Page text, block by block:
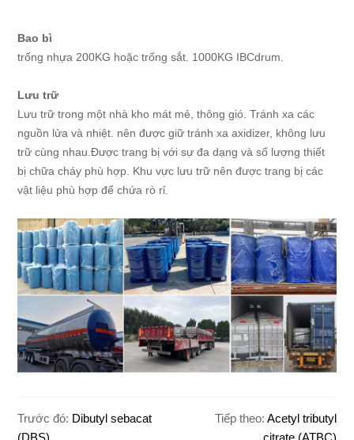
Bao bì
trống nhựa 200KG hoặc trống sắt. 1000KG IBCdrum.
Lưu trữ
Lưu trữ trong một nhà kho mát mẻ, thông gió. Tránh xa các
nguồn lửa và nhiệt. nên được giữ tránh xa axidizer, không lưu
trữ cùng nhau.Được trang bị với sự đa dạng và số lượng thiết
bị chữa cháy phù hợp. Khu vực lưu trữ nên được trang bị các
vật liệu phù hợp để chứa rò rỉ.
Trước đó: Dibutyl sebacat
(DBS)
Tiếp theo: Acetyl tributyl
citrate (ATBC)